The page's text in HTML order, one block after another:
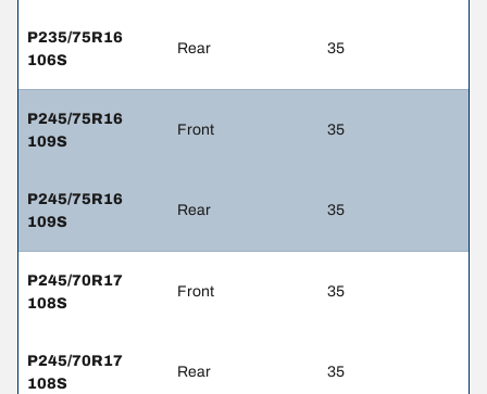
P235/75R16
106S
Rear 35
P245/75R16
109S
Front 35
P245/75R16
109S
Rear 35
P245/70R17
108S
Front 35
P245/70R17
108S
Rear 35